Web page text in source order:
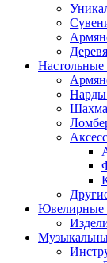
Ювелирные